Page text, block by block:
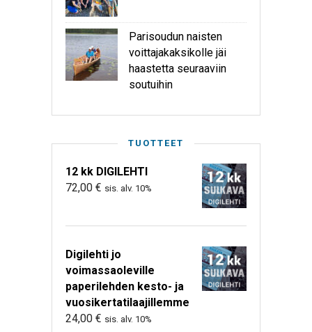
Parisoudun naisten
voittajakaksikolle jäi
haastetta seuraaviin
soutuihin
TUOTTEET
12 kk DIGILEHTI
72,00 € sis. alv. 10%
Digilehti jo
voimassaoleville
paperilehden kesto- ja
vuosikertatilaajillemme
24,00 € sis. alv. 10%